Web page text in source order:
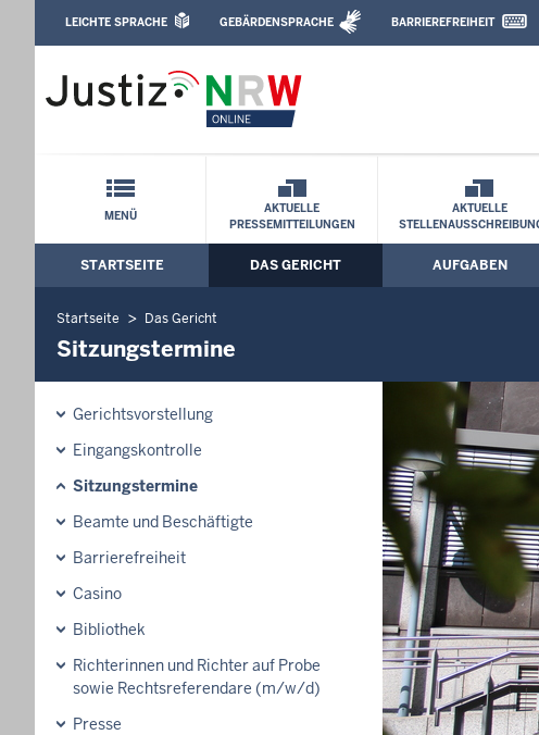
Landessozialgericht Nordrhein-Westfalen:
Leichte Sprache, Gebärdensprachenvideo und
LEICHTE SPRACHE GEBÄRDENSPRACHE BARRIEREFREIHEIT
Schnellnavigation mit Volltext-Suche
MENÜ
AKTUELLE
PRESSEMITTEILUNGEN
AKTUELLE
Hauptmenü: Hauptnavigation
STARTSEITE DAS GERICHT AUFGABEN
Startseite Das Gericht
Sitzungstermine
Gerichtsvorstellung
Eingangskontrolle
Sitzungstermine
Beamte und Beschäftigte
Barrierefreiheit
Casino
Bibliothek
Richterinnen und Richter auf Probe
sowie Rechtsreferendare (m/w/d)
Presse